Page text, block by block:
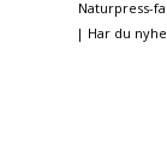
Naturpress-
| Har du